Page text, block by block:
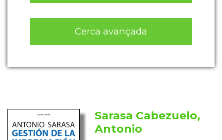
Cerca avançada
Sarasa Cabezuelo,
Antonio